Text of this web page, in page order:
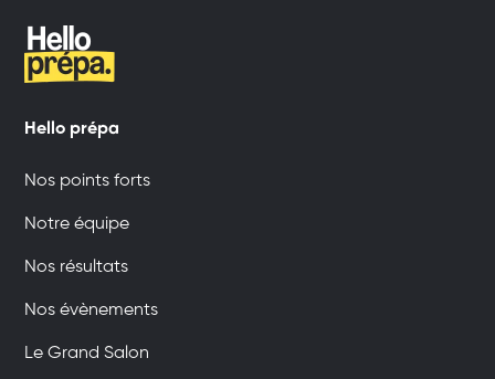
Hello prépa
Nos points forts
Notre équipe
Nos résultats
Nos évènements
Le Grand Salon